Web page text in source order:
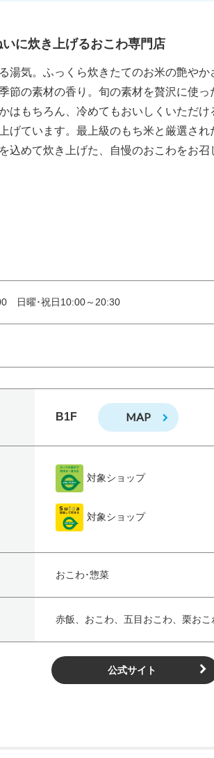
に炊き上げるおこわ専門店
湯気。ふっくら炊きたてのお米の艶やか
節の素材の香り。旬の素材を贅沢に使っ
はもちろん、冷めてもおいしくいただけ
げています。最上級のもち米と厳選され
込めて炊き上げた、自慢のおこわをお召
　日曜･祝日10:00～20:30
B1F MAP
対象ショップ
対象ショップ
おこわ･惣菜
赤飯、おこわ、五目おこわ、栗お
公式サイト